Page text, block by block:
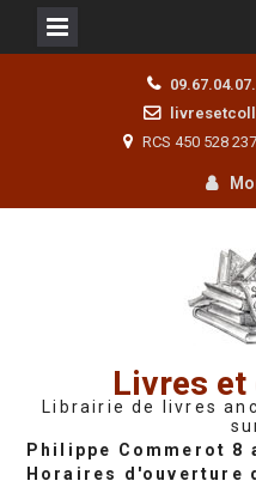
RCS 450 528
Livres
Librairie de livres